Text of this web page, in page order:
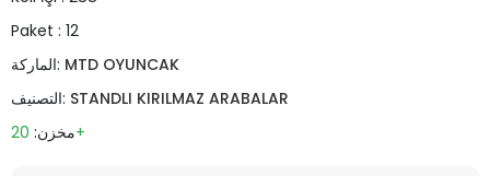
Paket : 12
الماركة: MTD OYUNCAK
التصنيف: STANDLI KIRILMAZ ARABALAR
مخزن:20+